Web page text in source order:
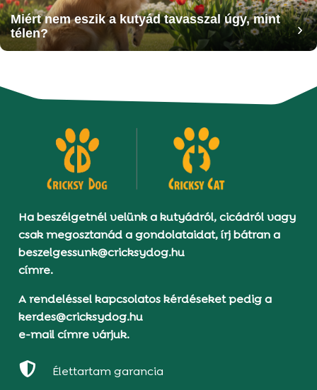
Miért nem eszik a kutyád tavasszal úgy, mint
télen?
Ha beszélgetnél velünk a kutyádról, cicádról vagy
csak megosztanád a gondolataidat, írj bátran a
beszelgessunk@cricksydog.hu
címre.
A rendeléssel kapcsolatos kérdéseket pedig a
kerdes@cricksydog.hu
e-mail címre várjuk.
 Élettartam garancia